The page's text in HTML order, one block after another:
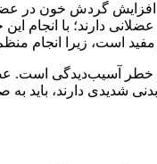
گردش خون در
دارند؛ با انجام
است، زیرا انجام
آسیب‌دیدگی است.
شدیدی دارند،